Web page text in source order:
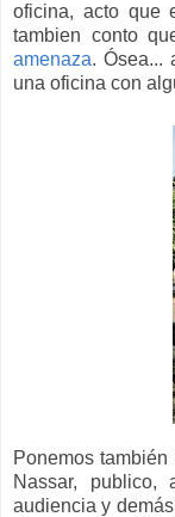
oficina, acto que
tambien conto
amenaza. Ósea...
una oficina con
Ponemos
Nassar, publico,
audiencia y